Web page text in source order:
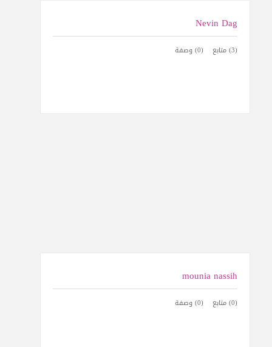
Nevin Dag
(3) متابع (0) وصفة
mounia nassih
(0) متابع (0) وصفة